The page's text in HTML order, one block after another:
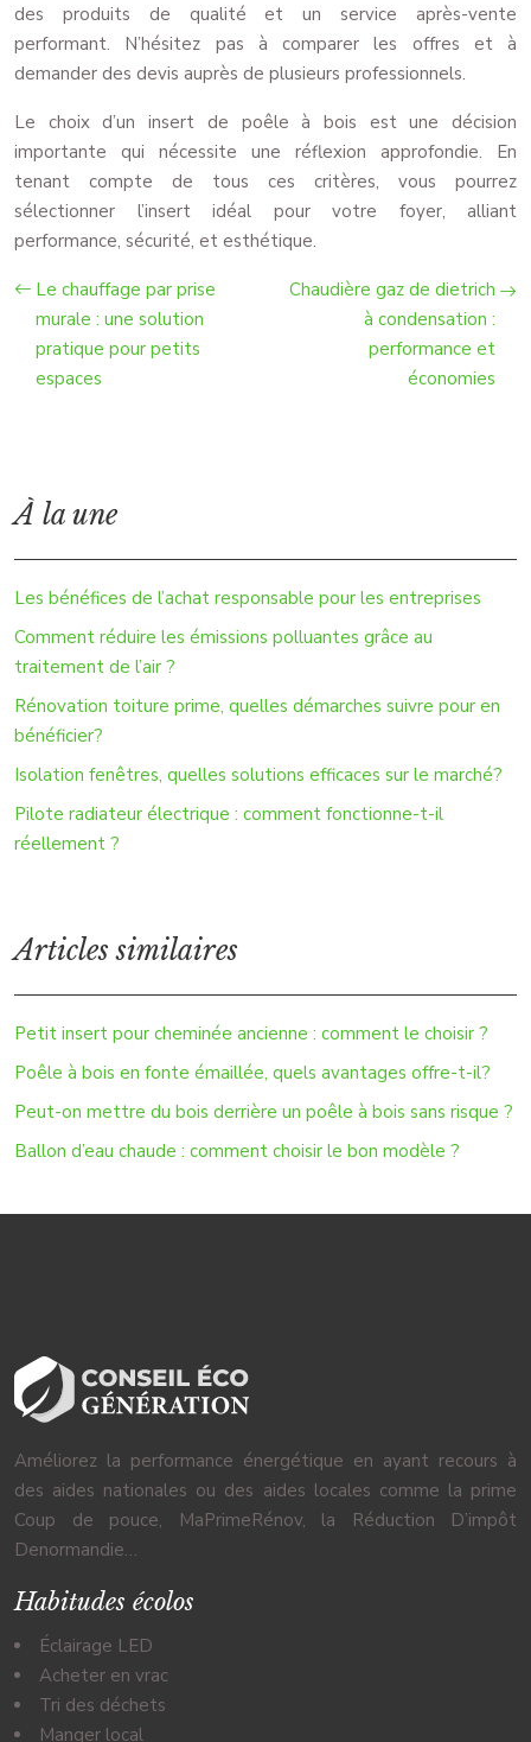
des produits de qualité et un service après-vente
performant. N’hésitez pas à comparer les offres et à
demander des devis auprès de plusieurs professionnels.
Le choix d’un insert de poêle à bois est une décision
importante qui nécessite une réflexion approfondie. En
tenant compte de tous ces critères, vous pourrez
sélectionner l’insert idéal pour votre foyer, alliant
performance, sécurité, et esthétique.
Le chauffage par prise
murale : une solution
pratique pour petits
espaces
Chaudière gaz de dietrich
à condensation :
performance et
économies
À la une
Les bénéfices de l’achat responsable pour les entreprises
Comment réduire les émissions polluantes grâce au
traitement de l’air ?
Rénovation toiture prime, quelles démarches suivre pour en
bénéficier?
Isolation fenêtres, quelles solutions efficaces sur le marché?
Pilote radiateur électrique : comment fonctionne-t-il
réellement ?
Articles similaires
Petit insert pour cheminée ancienne : comment le choisir ?
Poêle à bois en fonte émaillée, quels avantages offre-t-il?
Peut-on mettre du bois derrière un poêle à bois sans risque ?
Ballon d’eau chaude : comment choisir le bon modèle ?
Améliorez la performance énergétique en ayant recours à
des aides nationales ou des aides locales comme la prime
Coup de pouce, MaPrimeRénov, la Réduction D’impôt
Denormandie…
Habitudes écolos
Éclairage LED
Acheter en vrac
Tri des déchets
Manger local